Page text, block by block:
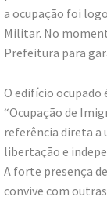
a ocupação foi
Militar. No
Prefeitura para
O edifício ocupado
“Ocupação de
referência direta a
libertação e
A forte presença
convive com